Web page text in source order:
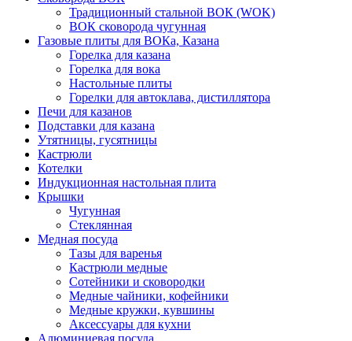
Традиционный стальной ВОК (WOK)
ВОК сковорода чугунная
Газовые плиты для ВОКа, Казана
Горелка для казана
Горелка для вока
Настольные плиты
Горелки для автоклава, дистиллятора
Печи для казанов
Подставки для казана
Утятницы, гусятницы
Кастрюли
Котелки
Индукционная настольная плита
Крышки
Чугунная
Стеклянная
Медная посуда
Тазы для варенья
Кастрюли медные
Сотейники и сковородки
Медные чайники, кофейники
Медные кружки, кувшины
Аксессуары для кухни
Алюминиевая посуда